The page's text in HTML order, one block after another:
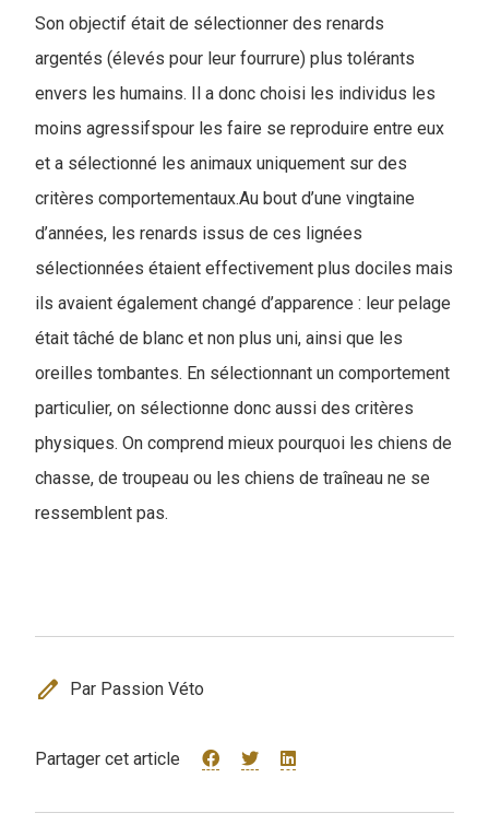
Son objectif était de sélectionner des renards
argentés (élevés pour leur fourrure) plus tolérants
envers les humains. Il a donc choisi les individus les
moins agressifspour les faire se reproduire entre eux
et a sélectionné les animaux uniquement sur des
critères comportementaux.Au bout d’une vingtaine
d’années, les renards issus de ces lignées
sélectionnées étaient effectivement plus dociles mais
ils avaient également changé d’apparence : leur pelage
était tâché de blanc et non plus uni, ainsi que les
oreilles tombantes. En sélectionnant un comportement
particulier, on sélectionne donc aussi des critères
physiques. On comprend mieux pourquoi les chiens de
chasse, de troupeau ou les chiens de traîneau ne se
ressemblent pas.
edit Par Passion Véto
Partager cet article